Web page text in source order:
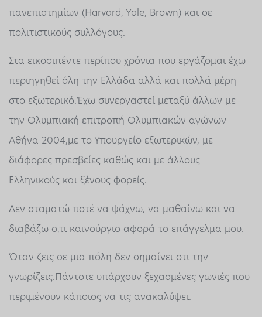
πανεπιστημίων (Harvard, Yale, Brown) και σε
πολιτιστικούς συλλόγους.
Στα εικοσιπέντε περίπου χρόνια που εργάζομαι έχω
περιηγηθεί όλη την Ελλάδα αλλά και πολλά μέρη
στο εξωτερικό.Έχω συνεργαστεί μεταξύ άλλων με
την Ολυμπιακή επιτροπή Ολυμπιακών αγώνων
Αθήνα 2004,με το Υπουργείο εξωτερικών, με
διάφορες πρεσβείες καθώς και με άλλους
Ελληνικούς και ξένους φορείς.
Δεν σταματώ ποτέ να ψάχνω, να μαθαίνω και να
διαβάζω ο,τι καινούργιο αφορά το επάγγελμα μου.
Όταν ζεις σε μια πόλη δεν σημαίνει οτι την
γνωρίζεις.Πάντοτε υπάρχουν ξεχασμένες γωνιές που
περιμένουν κάποιος να τις ανακαλύψει.